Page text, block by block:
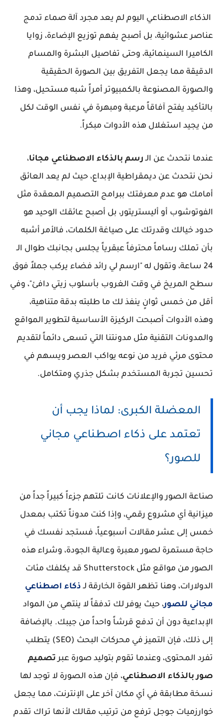
الذكاء الاصطناعي اليوم لم يعد مجرد آلة صماء تدمج
عناصر عشوائية، بل أصبح يفهم توزيع الإضاءة، زوايا
الكاميرا السينمائية، وحتى تفاصيل البشرة والمسام
الدقيقة مما يجعل التفريق بين الصورة الحقيقية
والصورة المصنوعة بالكمبيوتر أمراً شبه مستحيل، وهذا
بالتأكيد يفتح آفاقاً مرعبة ومبهرة في نفس الوقت لكل
من يجيد استغلال هذه الأدوات مبكراً.
عندما نتحدث عن الـ رسم بالذكاء الاصطناعي مجانا،
نحن نتحدث عن ديمقراطية الإبداع، حيث لم يعد العائق
أمامك هو عدم معرفتك ببرامج التصميم المعقدة مثل
الفوتوشوب أو أليستريتور، بل أصبح عائقك الوحيد هو
حدود خيالك وقدرتك على صياغة الكلمات، فالأمر أشبه
بأن تملك رساماً محترفاً عبقرياً يجلس بجانبك طوال الـ
24 ساعة، وتقول له "ارسم لي رائد فضاء يركب جملاً فوق
سطح المريخ في وقت الغروب بأسلوب زيتي دافئ"، وفي
أقل من خمس ثوانٍ ينفذ لك ما طلبته بدقة متناهية،
وهذه الأدوات أصبحت الركيزة الأساسية لتطوير المواقع
والمدونات التقنية مثل مدونتنا التي تسعى دائماً لتقديم
محتوى مرئي فريد من نوعه يواكب العصر ويسهم في
تحسين تجربة المستخدم بشكل جذري ومتكامل.
المعضلة الكبرى: لماذا يجب أن
تعتمد على ذكاء اصطناعي مجاني
للصور؟
صناعة الصور والإعلانات كانت تلتهم جزءاً كبيراً جداً من
ميزانية أي مشروع رقمي، وإذا كنت مدوناً تكتب بمعدل
خمس إلى عشر مقالات أسبوعياً، فستجد نفسك في
حاجة مستمرة لصور معبرة وعالية الجودة، وشراء هذه
الصور من مواقع مثل Shutterstock قد يكلفك مئات
الدولارات، وهنا تظهر القوة الخارقة لـ ذكاء اصطناعي
مجاني للصور، حيث يوفر لك تدفقاً لا ينتهي من المواد
الإبداعية دون أن تدفع قرشاً واحداً من جيبك. بالإضافة
إلى ذلك، فإن التميز في محركات البحث (SEO) يتطلب
تفرد المحتوى، وعندما تقوم بتوليد صورة عبرتصميم
صور بالذكاء الاصطناعي، فإن هذه الصورة لا توجد لها
نسخة مطابقة في أي مكان آخر على الإنترنت، مما يجعل
خوارزميات جوجل ترفع من ترتيب مقالك لأنها تراك تقدم